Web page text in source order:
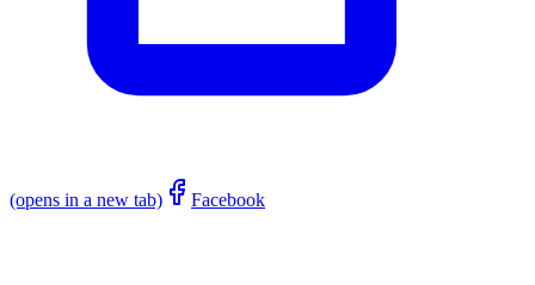
(opens in a new tab) Facebook